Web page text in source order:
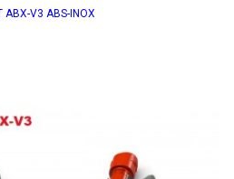
ABX-V3 ABS-INOX